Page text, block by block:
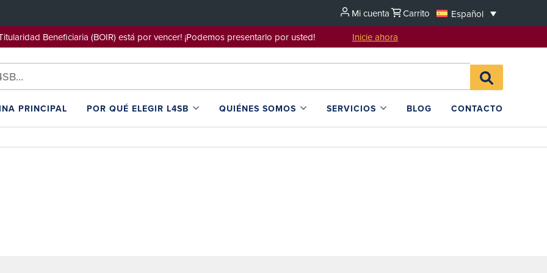
Mi cuenta Carrito
Español
Titularidad Beneficiaria (BOIR) está por vencer! ¡Podemos presentarlo por usted! Inicie ahora
Search
for:BUSCAR
EN
PRINCIPAL POR QUÉ ELEGIR L4SB QUIÉNES SOMOS SERVICIOS BLOG CONTACTO